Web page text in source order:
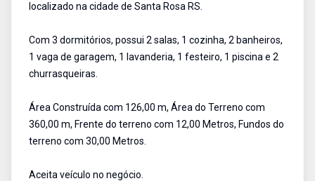
localizado na cidade de Santa Rosa RS.
Com 3 dormitórios, possui 2 salas, 1 cozinha, 2 banheiros,
1 vaga de garagem, 1 lavanderia, 1 festeiro, 1 piscina e 2
churrasqueiras.
Área Construída com 126,00 m, Área do Terreno com
360,00 m, Frente do terreno com 12,00 Metros, Fundos do
terreno com 30,00 Metros.
Aceita veículo no negócio.